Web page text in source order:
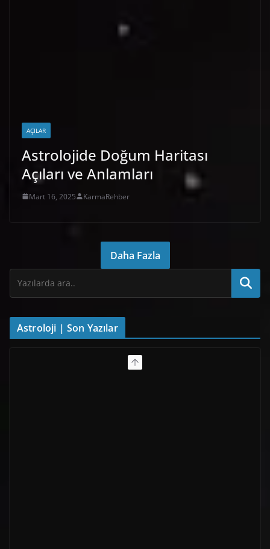
AÇILAR
Astrolojide Doğum Haritası
Açıları ve Anlamları
Mart 16, 2025 KarmaRehber
Daha Fazla
Astroloji | Son Yazılar